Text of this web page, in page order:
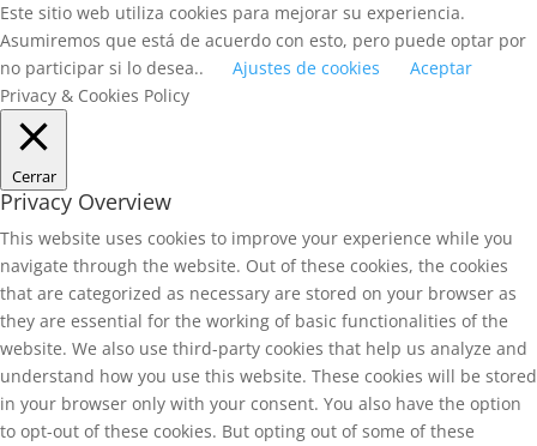
Este sitio web utiliza cookies para mejorar su experiencia.
Asumiremos que está de acuerdo con esto, pero puede optar por
no participar si lo desea..
Ajustes de cookies
Aceptar
Privacy & Cookies Policy
Cerrar
Privacy Overview
This website uses cookies to improve your experience while you
navigate through the website. Out of these cookies, the cookies
that are categorized as necessary are stored on your browser as
they are essential for the working of basic functionalities of the
website. We also use third-party cookies that help us analyze and
understand how you use this website. These cookies will be stored
in your browser only with your consent. You also have the option
to opt-out of these cookies. But opting out of some of these